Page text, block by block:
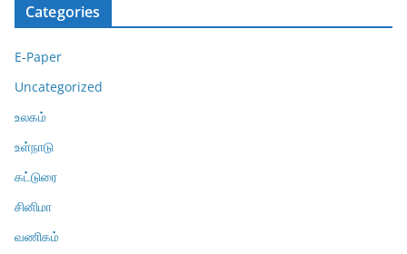
Categories
E-Paper
Uncategorized
உலகம்
உள்நாடு
கட்டுரை
சினிமா
வணிகம்